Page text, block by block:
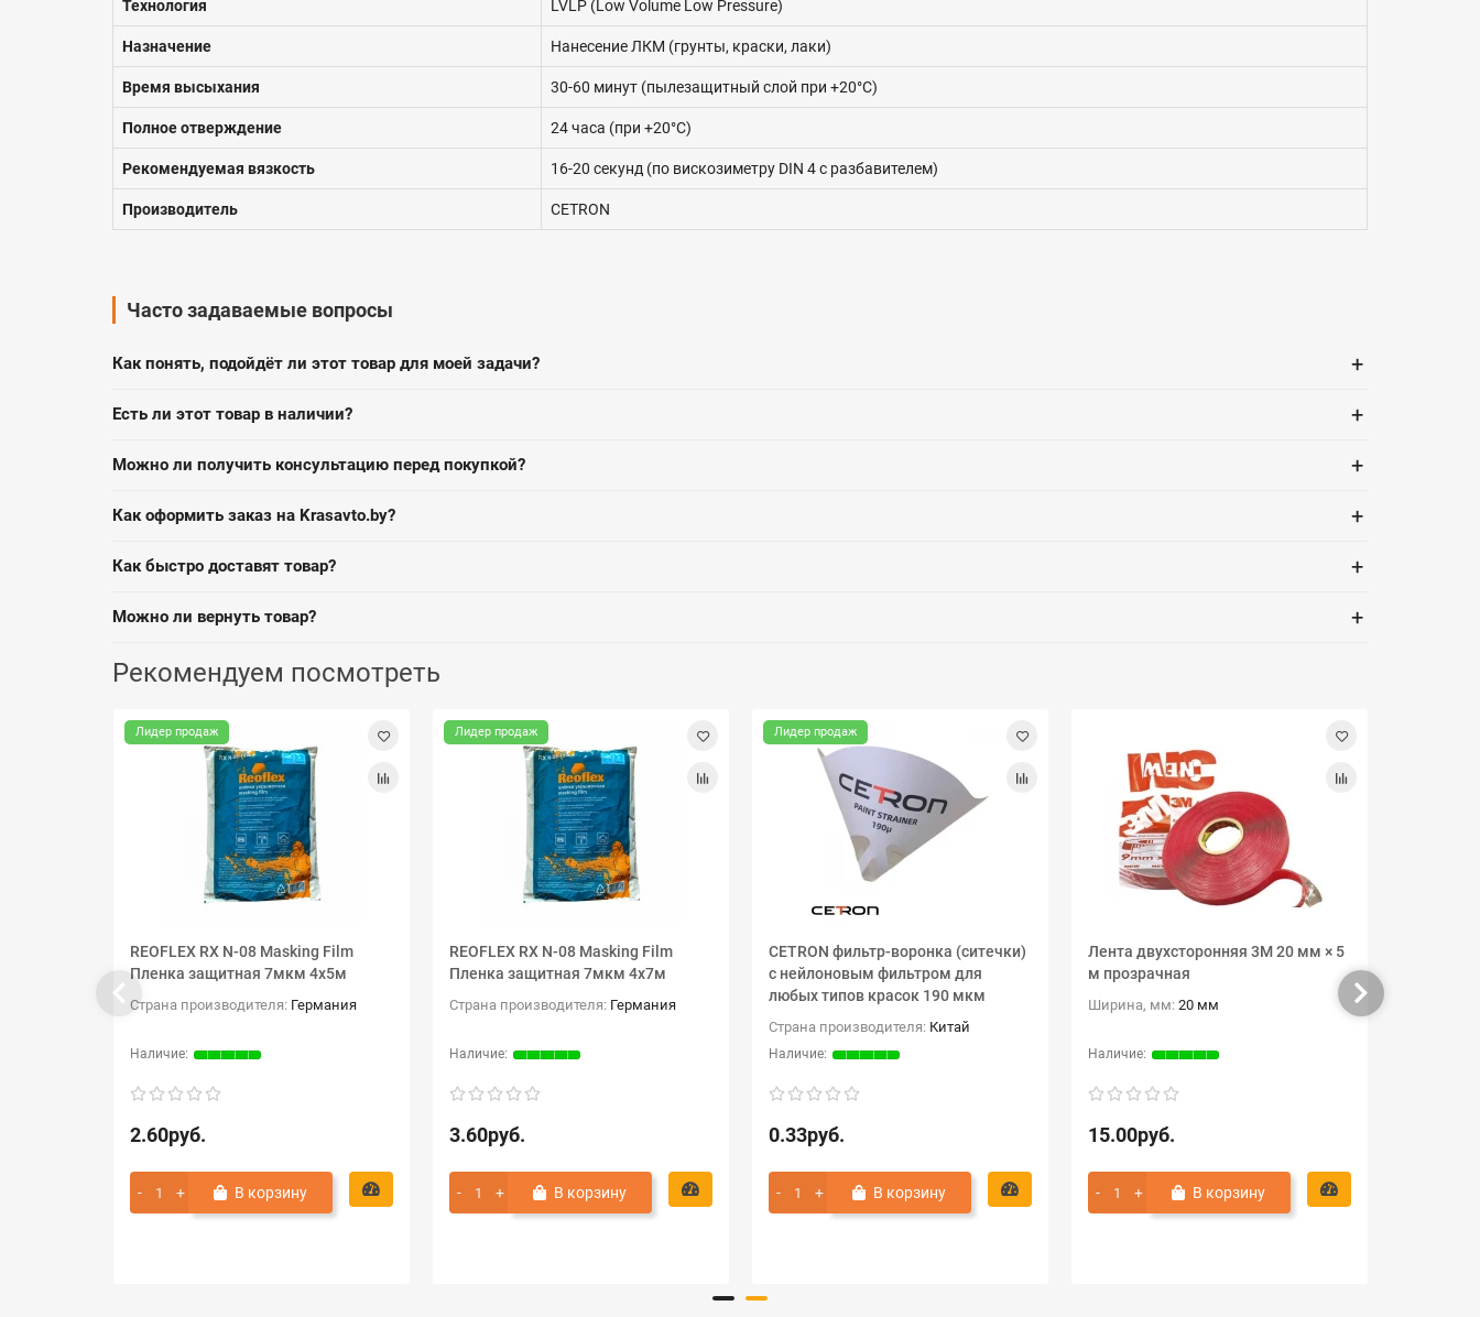
Технология LVLP (Low Volume Low Pressure)
Назначение Нанесение ЛКМ (грунты, краски, лаки)
Время высыхания 30-60 минут (пылезащитный слой при +20°C)
Полное отверждение 24 часа (при +20°C)
Рекомендуемая вязкость 16-20 секунд (по вискозиметру DIN 4 с разбавителем)
Производитель CETRON
Часто задаваемые вопросы
Как понять, подойдёт ли этот товар для моей задачи? +
Есть ли этот товар в наличии? +
Можно ли получить консультацию перед покупкой? +
Как оформить заказ на Krasavto.by? +
Как быстро доставят товар? +
Можно ли вернуть товар? +
Рекомендуем посмотреть
Лидер продаж
REOFLEX RX N-08 Masking Film
Пленка защитная 7мкм 4х5м
Страна производителя: Германия
2.60руб.
В корзину
Лидер продаж
REOFLEX RX N-08 Masking Film
Пленка защитная 7мкм 4х7м
Страна производителя: Германия
3.60руб.
В корзину
Лидер продаж
CETRON фильтр-воронка (ситечки)
с нейлоновым фильтром для
любых типов красок 190 мкм
Страна производителя: Китай
0.33руб.
В корзину
Лента двухсторонняя 3M 20 мм × 5
м прозрачная
Ширина, мм: 20 мм
15.00руб.
В корзину